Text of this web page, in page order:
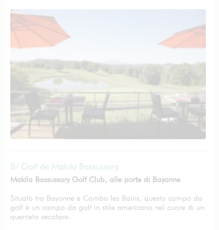
8/ Golf de Makila Bassussary
Makila Bassussary Golf Club, alle porte di Bayonne
Situato tra Bayonne e Cambo les Bains, questo campo da
golf è un campo da golf in stile americano nel cuore di un
querceto secolare.